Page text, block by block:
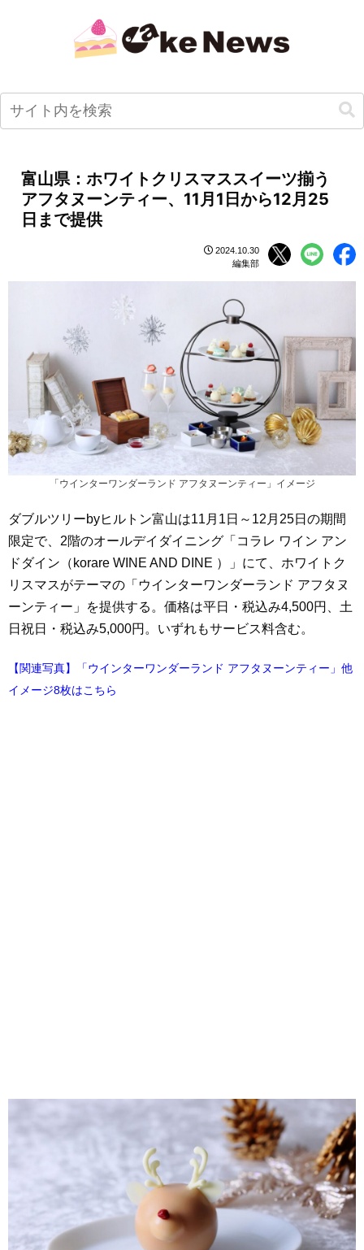
富山県：ホワイトクリスマススイーツ揃う
アフタヌーンティー、11月1日から12月25
日まで提供
2024.10.30
編集部
「ウインターワンダーランド アフタヌーンティー」イメージ
ダブルツリーbyヒルトン富山は11月1日～12月25日の期間
限定で、2階のオールデイダイニング「コラレ ワイン アン
ドダイン（korare WINE AND DINE ）」にて、ホワイトク
リスマスがテーマの「ウインターワンダーランド アフタヌ
ーンティー」を提供する。価格は平日・税込み4,500円、土
日祝日・税込み5,000円。いずれもサービス料含む。
【関連写真】「ウインターワンダーランド アフタヌーンティー」他
イメージ8枚はこちら